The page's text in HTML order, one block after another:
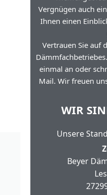
Vergnügen auch
Ihnen einen
Vertrauen Sie auf
einmal an oder
Mail. Wir freuen
WIR
Unsere
Beyer